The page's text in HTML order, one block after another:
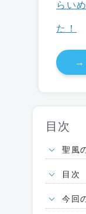
らい
た！
→
目次
聖風
目次
今回